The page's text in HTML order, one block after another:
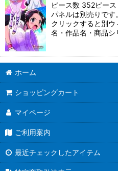
ピース数 352ピー
パネルは別売りで
クリックすると別
名・作品名・商品
ホーム
ショッピングカート
マイページ
ご利用案内
最近チェックしたアイテム